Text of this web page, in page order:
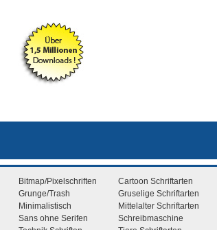
Bitmap/Pixelschriften Cartoon Schriftarten
Grunge/Trash Gruselige Schriftarten
Minimalistisch Mittelalter Schriftarten
Sans ohne Serifen Schreibmaschine